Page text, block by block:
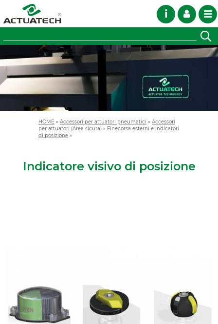
i
HOME » Accessori per attuatori pneumatici » Accessori
per attuatori (Area sicura) » Finecorsa esterni e indicatori
di posizione »
Indicatore visivo di posizione